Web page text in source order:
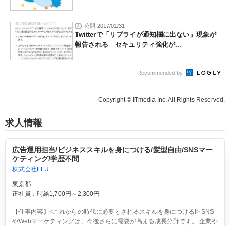
公開 2017/01/31
Twitterで「リプライが通知欄に出ない」現象が
報告される セキュリティ強化が...
Recommended by
Copyright © ITmedia Inc. All Rights Reserved.
求人情報
広告運用担当/ビジネススキルを身につける/髪型自由/SNSマー
ケティング/学歴不問
株式会社FFU
東京都
正社員：時給1,700円～2,300円
【仕事内容】<これからの時代に必要とされるスキルを身につける!> SNS
やWebマーケティングは、今後さらに需要が高まる成長分野です。 企業や